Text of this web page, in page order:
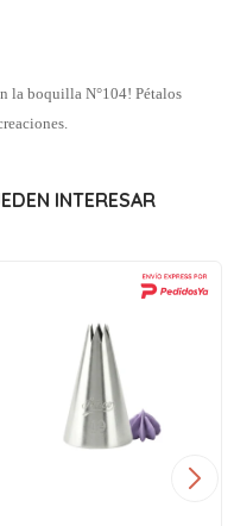
la boquilla N°104! Pétalos
INTERESAR